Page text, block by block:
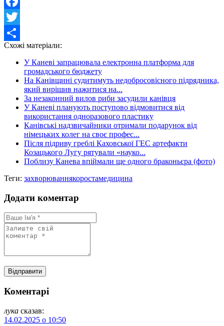
Facebook
Twitter
Share
Схожі матеріали:
У Каневі запрацювала електронна платформа для
громадського бюджету
На Канівщині судитимуть недобросовісного підрядника,
який вирішив нажитися на...
За незаконний вилов риби засудили канівця
У Каневі планують поступово відмовитися від
використання одноразового пластику
Канівські надзвичайники отримали подарунок від
німецьких колег на своє профес...
Після підриву греблі Каховської ГЕС артефакти
Козацького Лугу рятували «науко...
Поблизу Канева впіймали ще одного браконьєра (фото)
Теги: захворюваннякоростамедицина
Додати коментар
Коментарі
лука сказав:
14.02.2025 о 10:50